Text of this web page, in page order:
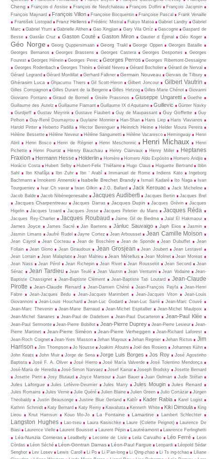
Cheng
François d Assise François de Neufchateau François Dolfini
François Jacqmin
François Maynard
François Villon Françoise Bocquentin Françoise Pascal
Frank Venaille
František Listopad
Franz Hellens Frédéric Mistral Fukyo Matoa Gabriel Landry
Gabriel
Marc
Gabriel Yturri Gabrielle Althen Gao Xingjian Gary Vila Ortíz Gascogne
Gaspard de
Besse
Gastão Cruz Gaston Couté Gaston Miron Gautier d Épinal Géo Koger
Géo Norge Georg Quppersimaan Georg Trakl George Oppen
Georges Bataille
Georges Bernanos
Georges Brassens Georges Castera Georges Desportes
Georges
Fourest
Georges Hénein Georges Perec Georges Perros
Georges Ribemont-Dessaigne
Georges Rodenbach
Georges Thinès Gérald Neveu Gérard Bocholier
Gérard de Nerval
Gérard Legrand
Gérard Mordillat Gerhard Falkner Germain Nouveau Gervais de Tilbury
Ghérasim Luca Ghjacumu Thiers Gil Scott-Heron Gilbert Joncour Gilbert Vautrin
Gilles Compagnon Gilles Durant de la Bergerie Gilles Hetzog Gilles-Marie Chénot
Giovanni
Gioviano Pontano
Giraud de Borneil Gisèle Prassinos Giuseppe Ungaretti
Goethe
Guillaume des Autelz
Guillaume Flamant Guillaume IX d Aquitaine Guillevic
Günter Navky
Gurdjieff
Gustav Meyrink Gustave Flaubert Guy de Maupassant Guy Goffette
Guy
Pelhon
Guy-René Dou­may­rou Guylaine Monnier Han-Shan Hans Liep
Haris Vlavianos
Harold Pinter
Heberto Padilla Hector Berenguer Heinrich Heine
Helder Moura Pereira
Hélène Bessette
Hélène Neveur Hélène Sanguinetti Hélène Vacaresco Hemingway
Henri
Abril
Henri Bosco Henri de Régnier Henri Meschonnic Henri Michaux
Henri
Pichette
Henri Pourrat Henry Bauchau Henry Clairvaux Henry Miller
Heptanes
Fraxion
Hermann Hesse Hölderlin Homère Homero Aldo Expósito
Homero Aridjis
Horácio Costa
Hubert Selby Hubert-Felix Thiéfaine Hugo Claus Huguette Bertrand
Ibbn
Sahl
Ibn Khafâja Ibn Zuhr Ibn ‘ Arabî Immanuel de Rome Indiens Kato
Ingeborg
Bachmann
Innokenti Annenski Isabelle Brechet Brandy Ismaïl Kadaré Ito Naga
Ivan
Tourgueniev
Ivar Ch vavar Iwan Gilkin J.G. Ballard Jack Kerouac
Jack Micheline
Jacob Balde
Jacob Nibénegenesabe Jacques Audiberti Jacques Bertin Jacques Brel
Jacques Charpentreau Jacques Darras Jacques Dupin Jacques Grévin
Jacques
Higelin
Jacques Izoard Jacques Josse Jacques Peletier du Mans Jacques Réda
Jacques Rey-Charlier Jacques Roubaud Jaime Gil de Biedma Jalal El Hakmaoui
James Joyce James Sacré Jan Baetens Jànluc Sauvaigo Japh Eiios
Jasmin
Jasmin Limans
Jaufré Rudel Jayne Cortez Jean Arbousset Jean Camille Moison
Jean Cayrol Jean Cocteau Jean de Boschère Jean de Sponde Jean Dubuffet
Jean
Follain
Jean Giono Jean Giraudoux Jean Grosjean Jean Joubert
Jean Lestavel
Jean Lorrain
Jean Malaplate Jean Malrieu Jean Métellus Jean Molinet
Jean Moreas
Jean Nass
Jean Pérol Jean Richepin Jean Rivet Jean Rousselot Jean Second
Jean
Sénac
Jean Tardieu Jean Teulé Jean Vautrin Jean Venturini Jean Vodaine
Jean-
Baptiste Chassignet
Jean-Baptiste Clément Jean-Baptiste Tati Loutard
Jean-Claude
Pirotte
Jean-Claude Renard Jean-Damien Chéné Jean-François Payfa
Jean-Henri
Fabre
Jean-Jacques Bedu Jean-Jacques Marimbert Jean-Jacques Viton
Jean-Louis
Giovannoni
Jean-Louis Houchard Jean-Luc Godard Jean-Luc Sarré
Jean-Marc Couvé
Jean-Marc Thevenin
Jean-Marie Barnaud Jean-Michel Espitallier
Jean-Michel Maulpoix
Jean-Michel Sananes
Jean-Paul de Dadelsen Jean-Paul Ducarteron Jean-Paul Klée
Jean-Paul Sermonte Jean-Pierre Bobillot Jean-Pierre Duprey Jean-Pierre Lesieur
Jean-
Pierre Martinet
Jean-Pierre Siméon Jean-Pierre Verheggen
Jean-Richard Laforest
Jean-Roch Coignet
Jean-Yves Masson Jehan Mayoux Jehan Regnier Jehan Rictus
Jim
Harrison
Jim Thompson Jo Nousse Joakim Afoutni Joël des Rosiers
Johannes Kühn
John Keats
John Muir Jorge de Sena Jorge Luis Borges Jos Roy
José Agostinho
Baptista
José F. A. Oliver José Hierro José María Valverde
José Tolentino Mendonça
José-Maria de Heredia
José-Simon Narvaez Josef Kainar Joseph Brodsky
Josette Bernard
Josette Pietri
Josy Blutaud Joyce Mansour Juan Bauer Juan Gelman Jude Stéfan
Jules Laforgue Jules Lefèvre-Deumier Jules Marry Jules Mougin Jules Renard
Jules Romains Jules Verne Julie Quéré Julien Blaine Julien Green Julio Cortázar
Jürgen
Theobaldy
Justin Beausonge Justine Blue Gerland Kabîr Kader Rabia
Karel Logist
Kathrin Schmidt
Katy Bernard Katy Remy Kawabata Kenneth White Kiki Dimoula
King
Lieou
Knut Hamsun Kouo Mo-Jo La Fontaine Lamartine Lambert Schlechter
Langston Hughes Lao-tseu Laura Kasischke Laure (Colette Peignot)
Laurence De
Biasi
Laurence Vielle Laurent Bouisset Laurent Pépin Lautréamont Lawrence Ferlinghetti
Léa-Nunzia Corrieras Leadbelly Leconte de Lisle Leila Carvalho Léo Ferré
Leon
Còrdas
Léon Séché Léon-Gontran Damas Léon-Paul Fargue Leopardi
Léopold Sédar
Senghor
Lev Losev Lewis Caroll Li Po Li P’an-long Li Qing-zhao Li Ts ing-tchao
Liliane